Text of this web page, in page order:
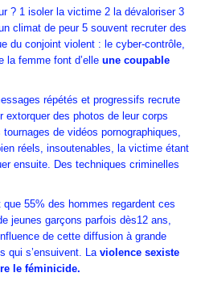
? 1 isoler la victime 2 la dévaloriser 3
climat de peur 5 souvent recruter des
du conjoint violent : le cyber-contrôle,
la femme font d’elle une coupable
répétés et progressifs recrute
extorquer des photos de leur corps
de vidéos pornographiques,
réels, insoutenables, la victime étant
ensuite. Des techniques criminelles
55% des hommes regardent ces
jeunes garçons parfois dès12 ans,
de cette diffusion à grande
qui s’ensuivent. La violence sexiste
le féminicide.